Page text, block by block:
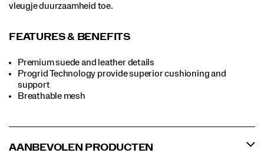
vleugje duurzaamheid toe.
FEATURES & BENEFITS
Premium suede and leather details
Progrid Technology provide superior cushioning and
support
Breathable mesh
AANBEVOLEN PRODUCTEN